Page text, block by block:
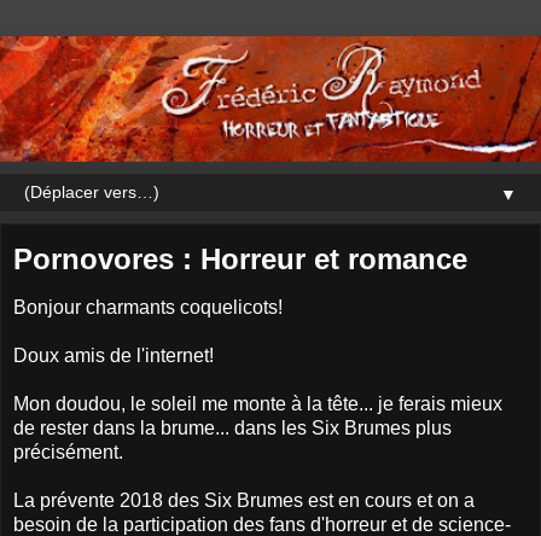
▼
Pornovores : Horreur et romance
Bonjour charmants coquelicots!
Doux amis de l'internet!
Mon doudou, le soleil me monte à la tête... je ferais mieux
de rester dans la brume... dans les Six Brumes plus
précisément.
La prévente 2018 des Six Brumes est en cours et on a
besoin de la participation des fans d'horreur et de science-